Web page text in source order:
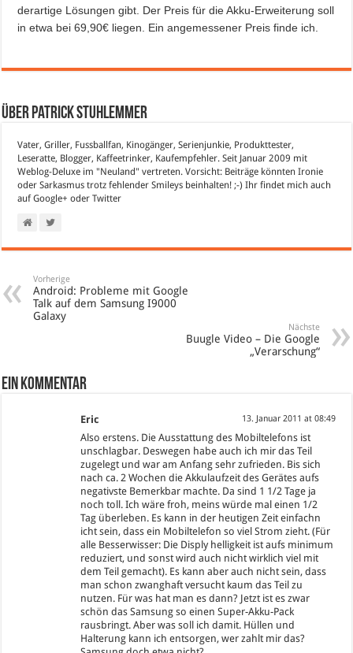
derartige Lösungen gibt. Der Preis für die Akku-Erweiterung soll
in etwa bei 69,90€ liegen. Ein angemessener Preis finde ich.
Über Patrick Stuhlemmer
Vater, Griller, Fussballfan, Kinogänger, Serienjunkie, Produkttester,
Leseratte, Blogger, Kaffeetrinker, Kaufempfehler. Seit Januar 2009 mit
Weblog-Deluxe im "Neuland" vertreten. Vorsicht: Beiträge könnten Ironie
oder Sarkasmus trotz fehlender Smileys beinhalten! ;-) Ihr findet mich auch
aufGoogle+ oderTwitter
Vorherige
Android: Probleme mit Google
Talk auf dem Samsung I9000
Galaxy
Nächste
Buugle Video – Die Google
„Verarschung“
Ein Kommentar
Eric 13. Januar 2011 at 08:49
Also erstens. Die Ausstattung des Mobiltelefons ist
unschlagbar. Deswegen habe auch ich mir das Teil
zugelegt und war am Anfang sehr zufrieden. Bis sich
nach ca. 2 Wochen die Akkulaufzeit des Gerätes aufs
negativste Bemerkbar machte. Da sind 1 1/2 Tage ja
noch toll. Ich wäre froh, meins würde mal einen 1/2
Tag überleben. Es kann in der heutigen Zeit einfachn
icht sein, dass ein Mobiltelefon so viel Strom zieht. (Für
alle Besserwisser: Die Disply helligkeit ist aufs minimum
reduziert, und sonst wird auch nicht wirklich viel mit
dem Teil gemacht). Es kann aber auch nicht sein, dass
man schon zwanghaft versucht kaum das Teil zu
nutzen. Für was hat man es dann? Jetzt ist es zwar
schön das Samsung so einen Super-Akku-Pack
rausbringt. Aber was soll ich damit. Hüllen und
Halterung kann ich entsorgen, wer zahlt mir das?